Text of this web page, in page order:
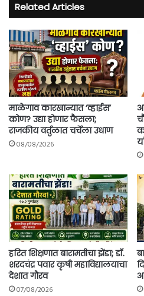
Related Articles
माळेगाव कारखान्यात ‘व्हाईस’
कोण? उद्या होणार फैसला;
राजकीय वर्तुळात चर्चेला उधाण
08/08/2026
हरित शिक्षणात बारामतीचा झेंडा; डॉ.
शरदचंद्र पवार कृषी महाविद्यालयाचा
देशात गौरव
07/08/2026